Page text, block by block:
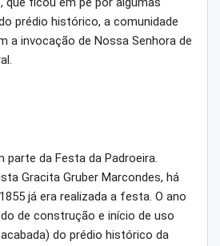
prédio histórico, a comunidade
a invocação de Nossa Senhora de
parte da Festa da Padroeira.
Gracita Gruber Marcondes, há
já era realizada a festa. O ano
de construção e início de uso
do prédio histórico da